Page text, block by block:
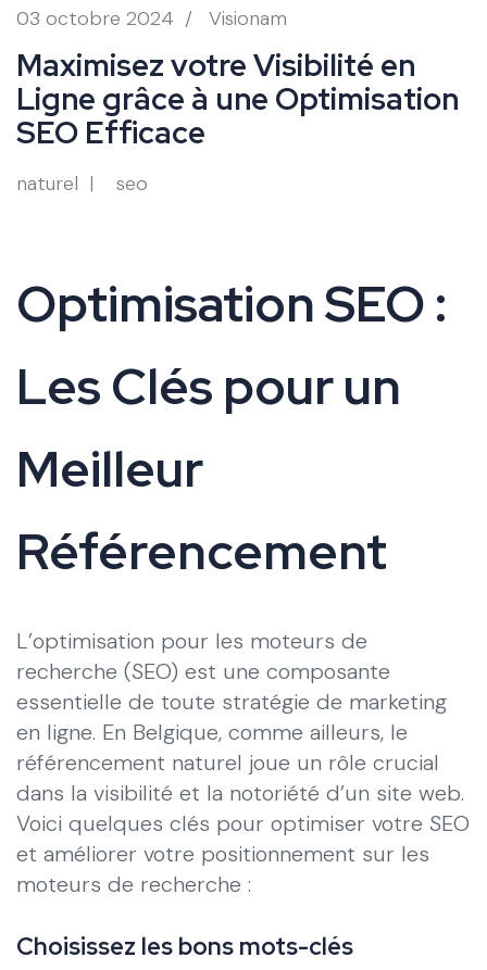
03 octobre 2024 / Visionam
Maximisez votre Visibilité en
Ligne grâce à une Optimisation
SEO Efficace
naturel seo
Optimisation SEO :
Les Clés pour un
Meilleur
Référencement
L’optimisation pour les moteurs de
recherche (SEO) est une composante
essentielle de toute stratégie de marketing
en ligne. En Belgique, comme ailleurs, le
référencement naturel joue un rôle crucial
dans la visibilité et la notoriété d’un site web.
Voici quelques clés pour optimiser votre SEO
et améliorer votre positionnement sur les
moteurs de recherche :
Choisissez les bons mots-clés